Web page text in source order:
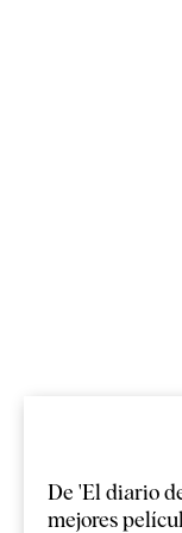
De 'El diario
mejores